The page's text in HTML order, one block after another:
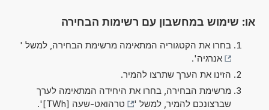
או: שימוש במחשבון עם רשימות הבחירה
בחרו את הקטגוריה המתאימה מרשימת הבחירה, למשל '
אנרגיה'.
הזינו את הערך שתרצו להמיר.
מרשימת הבחירה, בחרו את היחידה המתאימה לערך
שברצונכם להמיר, למשל '
טרהואט-שעה [TWh]
'.